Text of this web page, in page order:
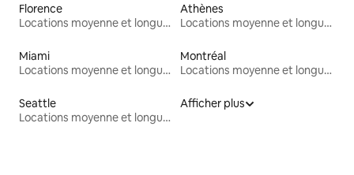
Florence
Locations moyenne et longue durée
Athènes
Locations moyenne et longue durée
Miami
Locations moyenne et longue durée
Montréal
Locations moyenne et longue durée
Seattle
Locations moyenne et longue durée
Afficher plus